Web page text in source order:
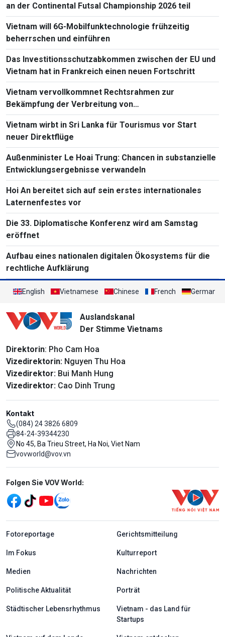
an der Continental Futsal Championship 2026 teil
Vietnam will 6G-Mobilfunktechnologie frühzeitig
beherrschen und einführen
Das Investitionsschutzabkommen zwischen der EU und
Vietnam hat in Frankreich einen neuen Fortschritt
Vietnam vervollkommnet Rechtsrahmen zur
Bekämpfung der Verbreitung von
Massenvernichtungswaffen
Vietnam wirbt in Sri Lanka für Tourismus vor Start
neuer Direktflüge
Außenminister Le Hoai Trung: Chancen in substanzielle
Entwicklungsergebnisse verwandeln
Hoi An bereitet sich auf sein erstes internationales
Laternenfestes vor
Die 33. Diplomatische Konferenz wird am Samstag
eröffnet
Aufbau eines nationalen digitalen Ökosystems für die
rechtliche Aufklärung
English Vietnamese Chinese French German
Auslandskanal
Der Stimme Vietnams
Direktorin: Pho Cam Hoa
Vizedirektorin: Nguyen Thu Hoa
Vizedirektor: Bui Manh Hung
Vizedirektor: Cao Dinh Trung
Kontakt
(084) 24 3826 6809
84-24-39344230
No 45, Ba Trieu Street, Ha Noi, Viet Nam
vovworld@vov.vn
Mạng xã hội
Folgen Sie VOV World:
menu footer tiếng Đức
Fotoreportage Gerichtsmitteilung
Im Fokus Kulturreport
Medien Nachrichten
Politische Aktualität Porträt
Städtischer Lebensrhythmus
Vietnam - das Land für
Startups